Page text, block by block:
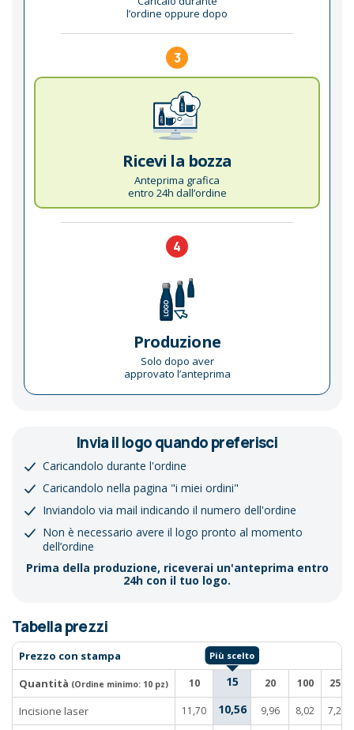
l’ordine oppure dopo
3
Ricevi la bozza
Anteprima grafica
entro 24h dall’ordine
4
Produzione
Solo dopo aver
approvato l’anteprima
Invia il logo quando preferisci
Caricandolo durante l'ordine
Caricandolo nella pagina "i miei ordini"
Inviandolo via mail indicando il numero dell'ordine
Non è necessario avere il logo pronto al momento
dell’ordine
Prima della produzione, riceverai un'anteprima entro
24h con il tuo logo.
Tabella prezzi
Prezzo con stampa
Quantità (Ordine minimo: 10 pz) 10 15 20 100 250
Incisione laser 11,70 10,56 9,96 8,02 7,28